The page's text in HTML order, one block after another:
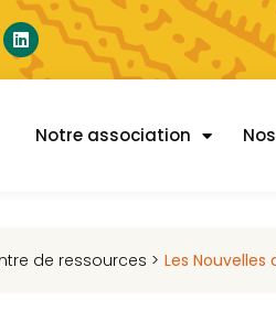
Notre association
de ressources > Les Nouvelles